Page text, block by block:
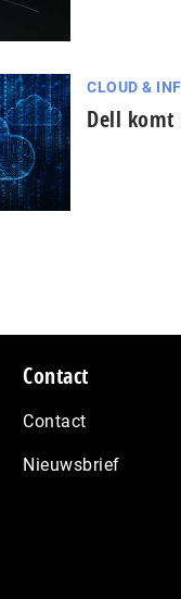
CLOUD &
Dell komt
Contact
Contact
Nieuwsbrief